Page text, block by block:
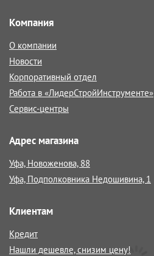
Компания
О компании
Новости
Корпоративный отдел
Работа в «ЛидерСтройИнструменте»
Сервис-центры
Адрес магазина
Уфа, Новоженова, 88
Уфа, Подполковника Недошивина, 1
Клиентам
Кредит
Нашли дешевле, снизим цену!